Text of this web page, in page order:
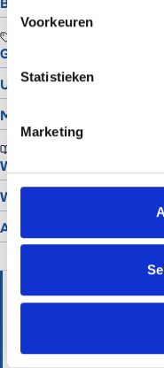
Voorkeuren
Statistieken
Marketing
Gratis Logo Maker
UTM Builder
Meta Snippet Generator
Website voor schilders
Website voor hoveniers
Alle branches
HULP NODIG?
Wij helpen je graag
Professionele